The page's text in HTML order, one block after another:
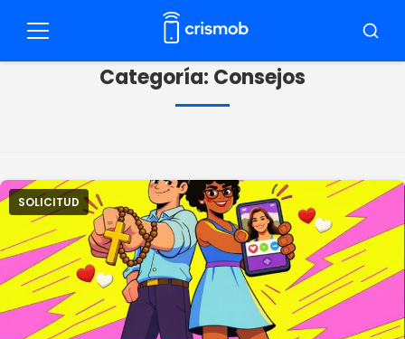
paraMenú
Categoría: Consejos
SOLICITUD